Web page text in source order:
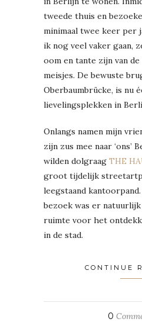
tweede thuis en
minimaal twee keer per
ik nog veel vaker gaan,
oom en tante zijn van
meisjes. De bewuste
Oberbaumbrücke, is nu
lievelingsplekken in
Onlangs namen mijn
zijn zus mee naar ‘ons’
wilden dolgraag THE
groot tijdelijk
leegstaand
bezoek was er
ruimte voor het
in de stad.
CONTINUE
0